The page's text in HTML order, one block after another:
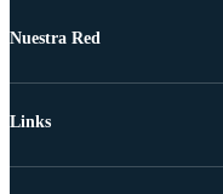
Nuestra Red
Links